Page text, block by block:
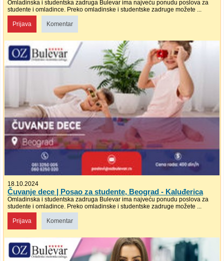
Omladinska i studentska zadruga Bulevar ima najveću ponudu poslova za
studente i omladince. Preko omladinske i studentske zadruge možete ...
Prijava Komentar
18.10.2024
Čuvanje dece | Posao za studente, Beograd - Kaluđerica
Omladinska i studentska zadruga Bulevar ima najveću ponudu poslova za
studente i omladince. Preko omladinske i studentske zadruge možete ...
Prijava Komentar